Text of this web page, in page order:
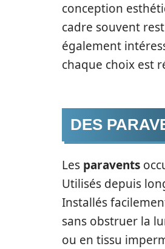
conception
cadre souvent
également
chaque choix est
DES
Les paravents
Utilisés depuis
Installés
sans obstruer la
ou en tissu